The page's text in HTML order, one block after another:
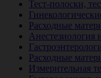
Тест-полоски,
Расходные
Анестезиология
Расходные
Измерительная